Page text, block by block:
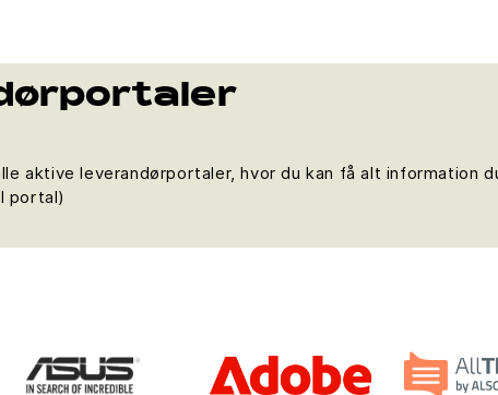
aktive leverandørportaler, hvor du kan få alt information
portal)